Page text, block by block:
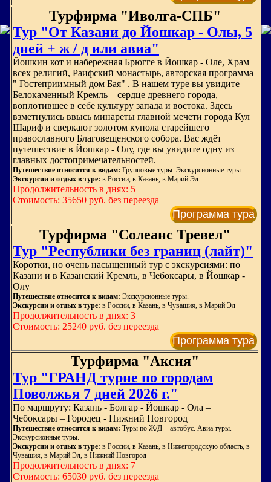
Турфирма "Иволга-СПБ"
Тур "От Казани до Йошкар - Олы, 5
дней + ж / д или авиа"
Йошкин кот и набережная Брюгге в Йошкар - Оле, Храм
всех религий, Раифский монастырь, авторская программа
" Гостеприимный дом Бая" . В нашем туре вы увидите
Белокаменный Кремль – сердце древнего города,
воплотившее в себе культуру запада и востока. Здесь
взметнулись ввысь минареты главной мечети города Кул
Шариф и сверкают золотом купола старейшего
православного Благовещенского собора. Вас ждёт
путешествие в Йошкар - Олу, где вы увидите одну из
главных достопримечательностей.
Путешествие относится к видам: Групповые туры. Экскурсионные туры.
Экскурсии и отдых в туре: в России, в Казань, в Марий Эл
Продолжительность в днях: 5
Стоимость: 35650 руб. без переезда
Программа тура
Турфирма "Солеанс Тревел"
Тур "Республики без границ (лайт)"
Коротки, но очень насыщенный тур с экскурсиями: по
Казани и в Казанский Кремль, в Чебоксары, в Йошкар -
Олу
Путешествие относится к видам: Экскурсионные туры.
Экскурсии и отдых в туре: в России, в Казань, в Чувашия, в Марий Эл
Продолжительность в днях: 3
Стоимость: 25240 руб. без переезда
Программа тура
Турфирма "Аксия"
Тур "ГРАНД турне по городам
Поволжья 7 дней 2026 г."
По маршруту: Казань - Болгар - Йошкар - Ола –
Чебоксары – Городец - Нижний Новгород
Путешествие относится к видам: Туры по Ж/Д + автобус. Авиа туры.
Экскурсионные туры.
Экскурсии и отдых в туре: в России, в Казань, в Нижегородскую область, в
Чувашия, в Марий Эл, в Нижний Новгород
Продолжительность в днях: 7
Стоимость: 65030 руб. без переезда